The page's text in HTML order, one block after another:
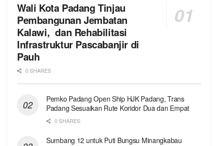
Wali Kota Padang Tinjau
Pembangunan Jembatan
Kalawi, dan Rehabilitasi
Infrastruktur Pascabanjir di
Pauh
0 SHARES
Pemko Padang Open Ship HJK Padang, Trans
Padang Sesuaikan Rute Koridor Dua dan Empat
0 SHARES
Sumbang 12 untuk Puti Bungsu Minangkabau